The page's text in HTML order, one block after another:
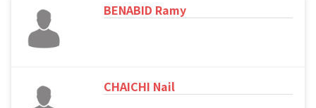
BENABID Ramy
CHAICHI Nail